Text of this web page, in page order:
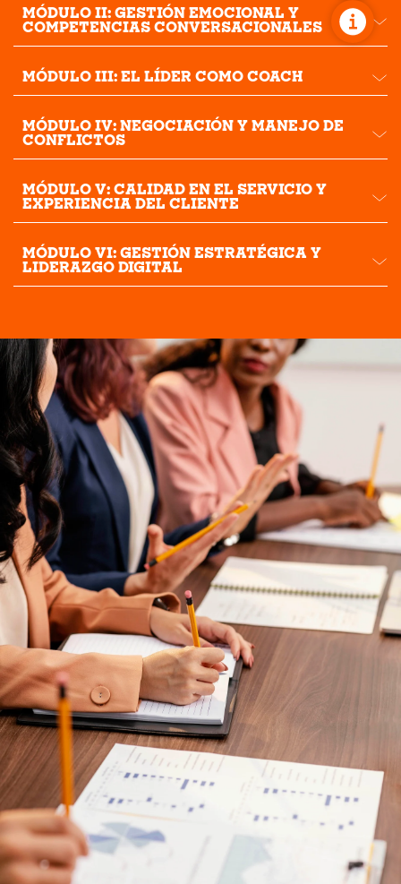
MÓDULO II: GESTIÓN EMOCIONAL Y
COMPETENCIAS CONVERSACIONALES
MÓDULO III: EL LÍDER COMO COACH
MÓDULO IV: NEGOCIACIÓN Y MANEJO DE
CONFLICTOS
MÓDULO V: CALIDAD EN EL SERVICIO Y
EXPERIENCIA DEL CLIENTE
MÓDULO VI: GESTIÓN ESTRATÉGICA Y
LIDERAZGO DIGITAL